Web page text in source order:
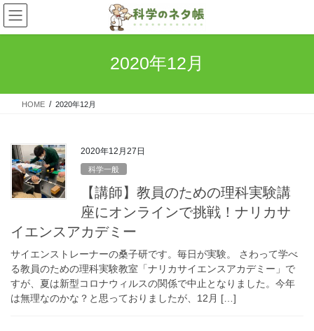
コ
ン
テ
ス
ナ
ビ
ゲ
ン
2020年12月
HOME 2020年12月
2020年12月27日
科学一般
【講師】教員のための理科実験講
座にオンラインで挑戦！ナリカサ
イエンスアカデミー
サイエンストレーナーの桑子研です。毎日が実験。 さわって学べ
る教員のための理科実験教室「ナリカサイエンスアカデミー」で
すが、夏は新型コロナウィルスの関係で中止となりました。今年
は無理なのかな？と思っておりましたが、12月 […]